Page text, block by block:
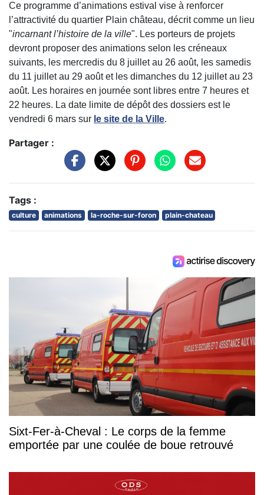
Ce programme d’animations estival vise à renforcer
l’attractivité du quartier Plain château, décrit comme un lieu
"incarnant l’histoire de la ville". Les porteurs de projets
devront proposer des animations selon les créneaux
suivants, les mercredis du 8 juillet au 26 août, les samedis
du 11 juillet au 29 août et les dimanches du 12 juillet au 23
août. Les horaires en journée sont libres entre 7 heures et
22 heures. La date limite de dépôt des dossiers est le
vendredi 6 mars sur le site de la Ville.
Partager :
Tags :
culture animations la-roche-sur-foron plain-chateau
Sixt-Fer-à-Cheval : Le corps de la femme
emportée par une coulée de boue retrouvé